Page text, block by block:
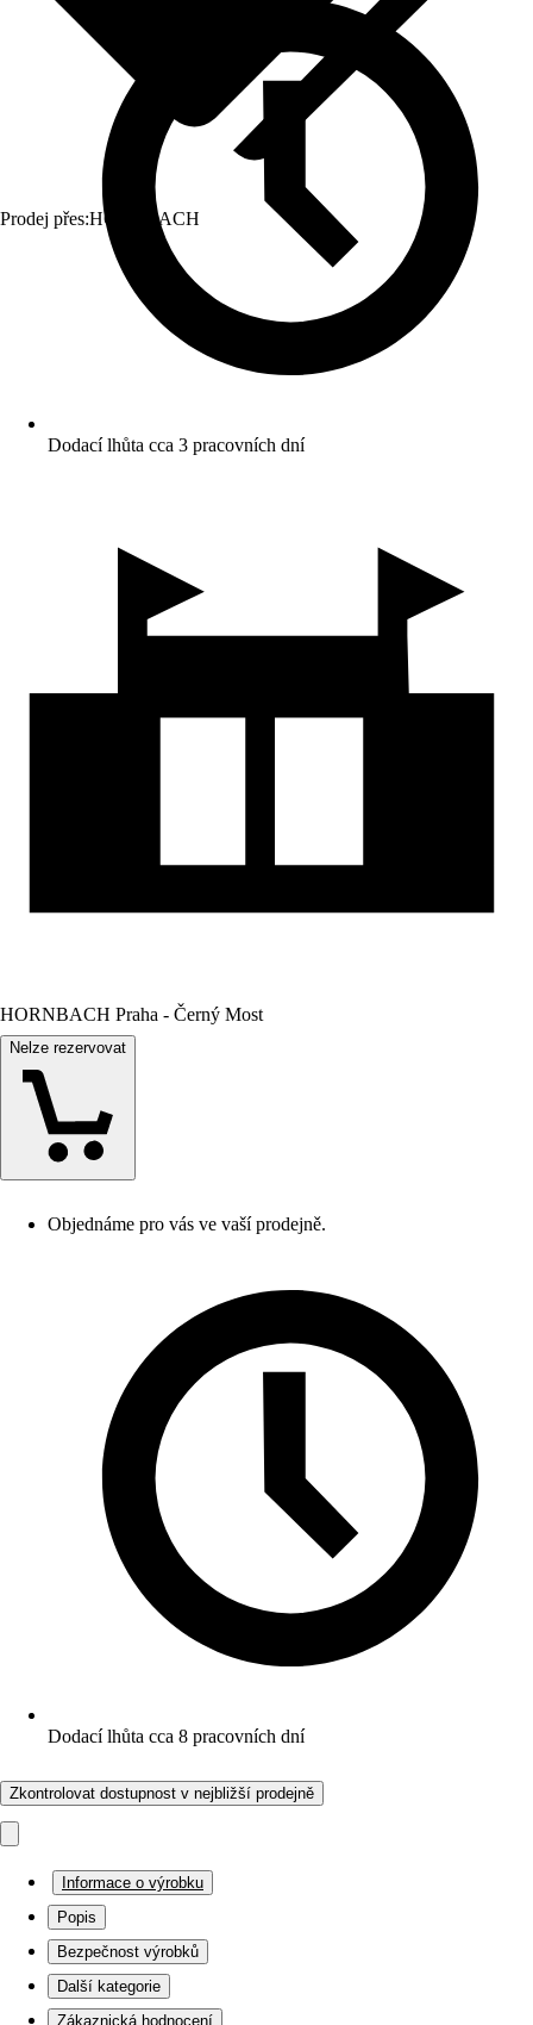
Prodej přes:HORNBACH
Dodací lhůta cca 3 pracovních dní
HORNBACH Praha - Černý Most
Nelze rezervovat
Objednáme pro vás ve vaší prodejně.
Dodací lhůta cca 8 pracovních dní
Zkontrolovat dostupnost v nejbližší prodejně
Informace o výrobku
Popis
Bezpečnost výrobků
Další kategorie
Zákaznická hodnocení